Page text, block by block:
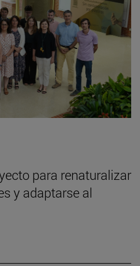
para renaturalizar
y adaptarse al